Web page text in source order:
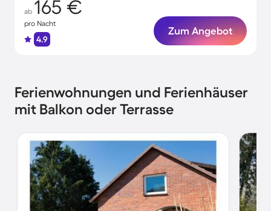
ab 165 €
pro Nacht
4.9
Zum Angebot
Ferienwohnungen und Ferienhäuser
mit Balkon oder Terrasse